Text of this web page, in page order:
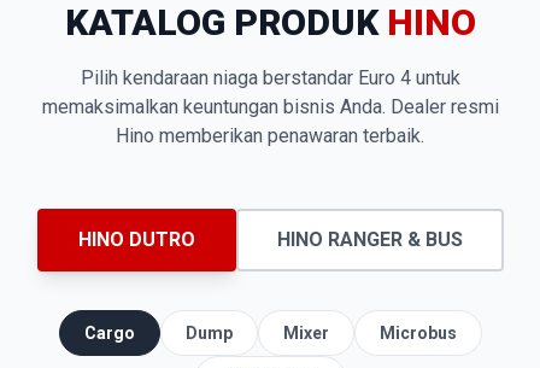
KATALOG PRODUK HINO
Pilih kendaraan niaga berstandar Euro 4 untuk
memaksimalkan keuntungan bisnis Anda. Dealer resmi
Hino memberikan penawaran terbaik.
HINO DUTRO HINO RANGER & BUS
Cargo Dump Mixer Microbus